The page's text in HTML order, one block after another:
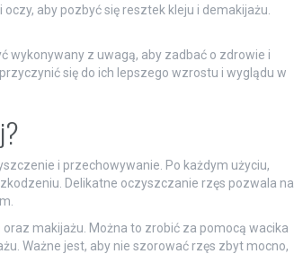
i oczy, aby pozbyć się resztek kleju i demakijażu.
wykonywany z uwagą, aby zadbać o zdrowie i
się do ich lepszego wzrostu i wyglądu w
i przechowywanie. Po każdym użyciu,
Delikatne oczyszczanie rzęs pozwala na
makijażu. Można to zrobić za pomocą wacika
Ważne jest, aby nie szorować rzęs zbyt mocno,